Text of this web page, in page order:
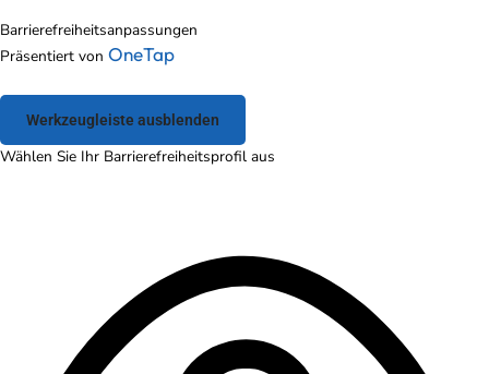
Barrierefreiheitsanpassungen
Präsentiert von OneTap
Werkzeugleiste ausblenden
Wählen Sie Ihr Barrierefreiheitsprofil aus